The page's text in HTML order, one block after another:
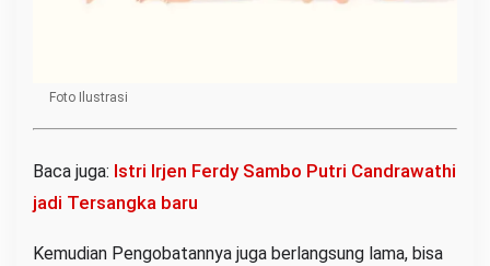
Foto Ilustrasi
Baca juga: Istri Irjen Ferdy Sambo Putri Candrawathi
jadi Tersangka baru
Kemudian Pengobatannya juga berlangsung lama, bisa